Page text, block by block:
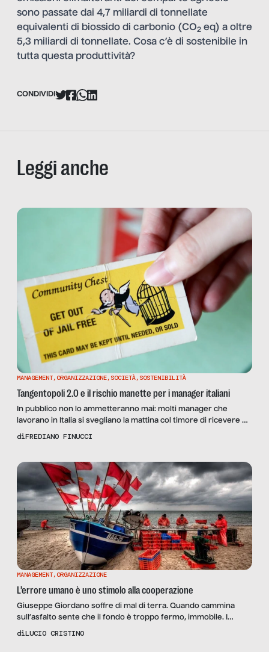
sono passate dai 4,7 miliardi di tonnellate
equivalenti di biossido di carbonio (CO2 eq) a oltre
5,3 miliardi di tonnellate. Cosa c’è di sostenibile in
tutta questa produttività?
CONDIVIDI
Leggi anche
MANAGEMENT,ORGANIZZAZIONE, SOCIETÀ, SOSTENIBILITÀ
Tangentopoli 2.0 e il rischio manette per i manager italiani
In pubblico non lo ammetteranno mai: molti manager che
lavorano in Italia si svegliano la mattina col timore di ricevere un
avviso di garanzia o, peggio, di essere arrestati. Metto le mani
questione oltre che cronica è […]
diFREDIANO FINUCCI
MANAGEMENT,ORGANIZZAZIONE
L’errore umano è uno stimolo alla cooperazione
Giuseppe Giordano soffre di mal di terra. Quando cammina
sull’asfalto sente che il fondo è troppo fermo, immobile. I
palazzi, le strade, i reticoli artificiali. Per lui esiste il di là e il di
diLUCIO CRISTINO